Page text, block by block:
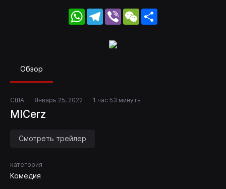
WhatsApp
Telegram
Viber WeChat
Обзор
США Январь 25, 2022 1 час 53 минуты
MICerz
Смотреть трейлер
категория
Комедия